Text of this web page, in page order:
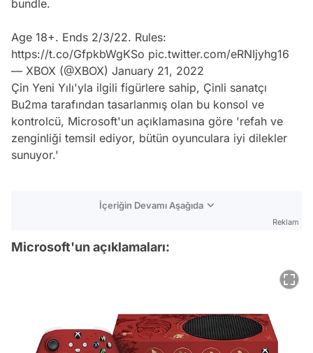
bundle.
Age 18+. Ends 2/3/22. Rules:
https://t.co/GfpkbWgKSo pic.twitter.com/eRNIjyhg16
— XBOX (@XBOX) January 21, 2022
Çin Yeni Yılı'yla ilgili figürlere sahip, Çinli sanatçı
Bu2ma tarafından tasarlanmış olan bu konsol ve
kontrolcü, Microsoft'un açıklamasına göre 'refah ve
zenginliği temsil ediyor, bütün oyunculara iyi dilekler
sunuyor.'
İçeriğin Devamı Aşağıda
Reklam
Microsoft'un açıklamaları: